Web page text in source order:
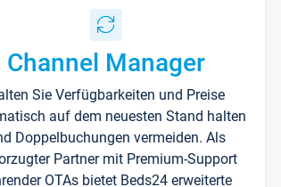
Channel Manager
Sie Verfügbarkeiten und Preise
auf dem neuesten Stand halten
Doppelbuchungen vermeiden. Als
Partner mit Premium-Support
OTAs bietet Beds24 erweiterte